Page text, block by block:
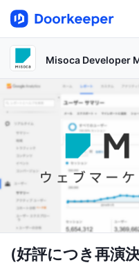
Misoca Developer
(好評につき再演